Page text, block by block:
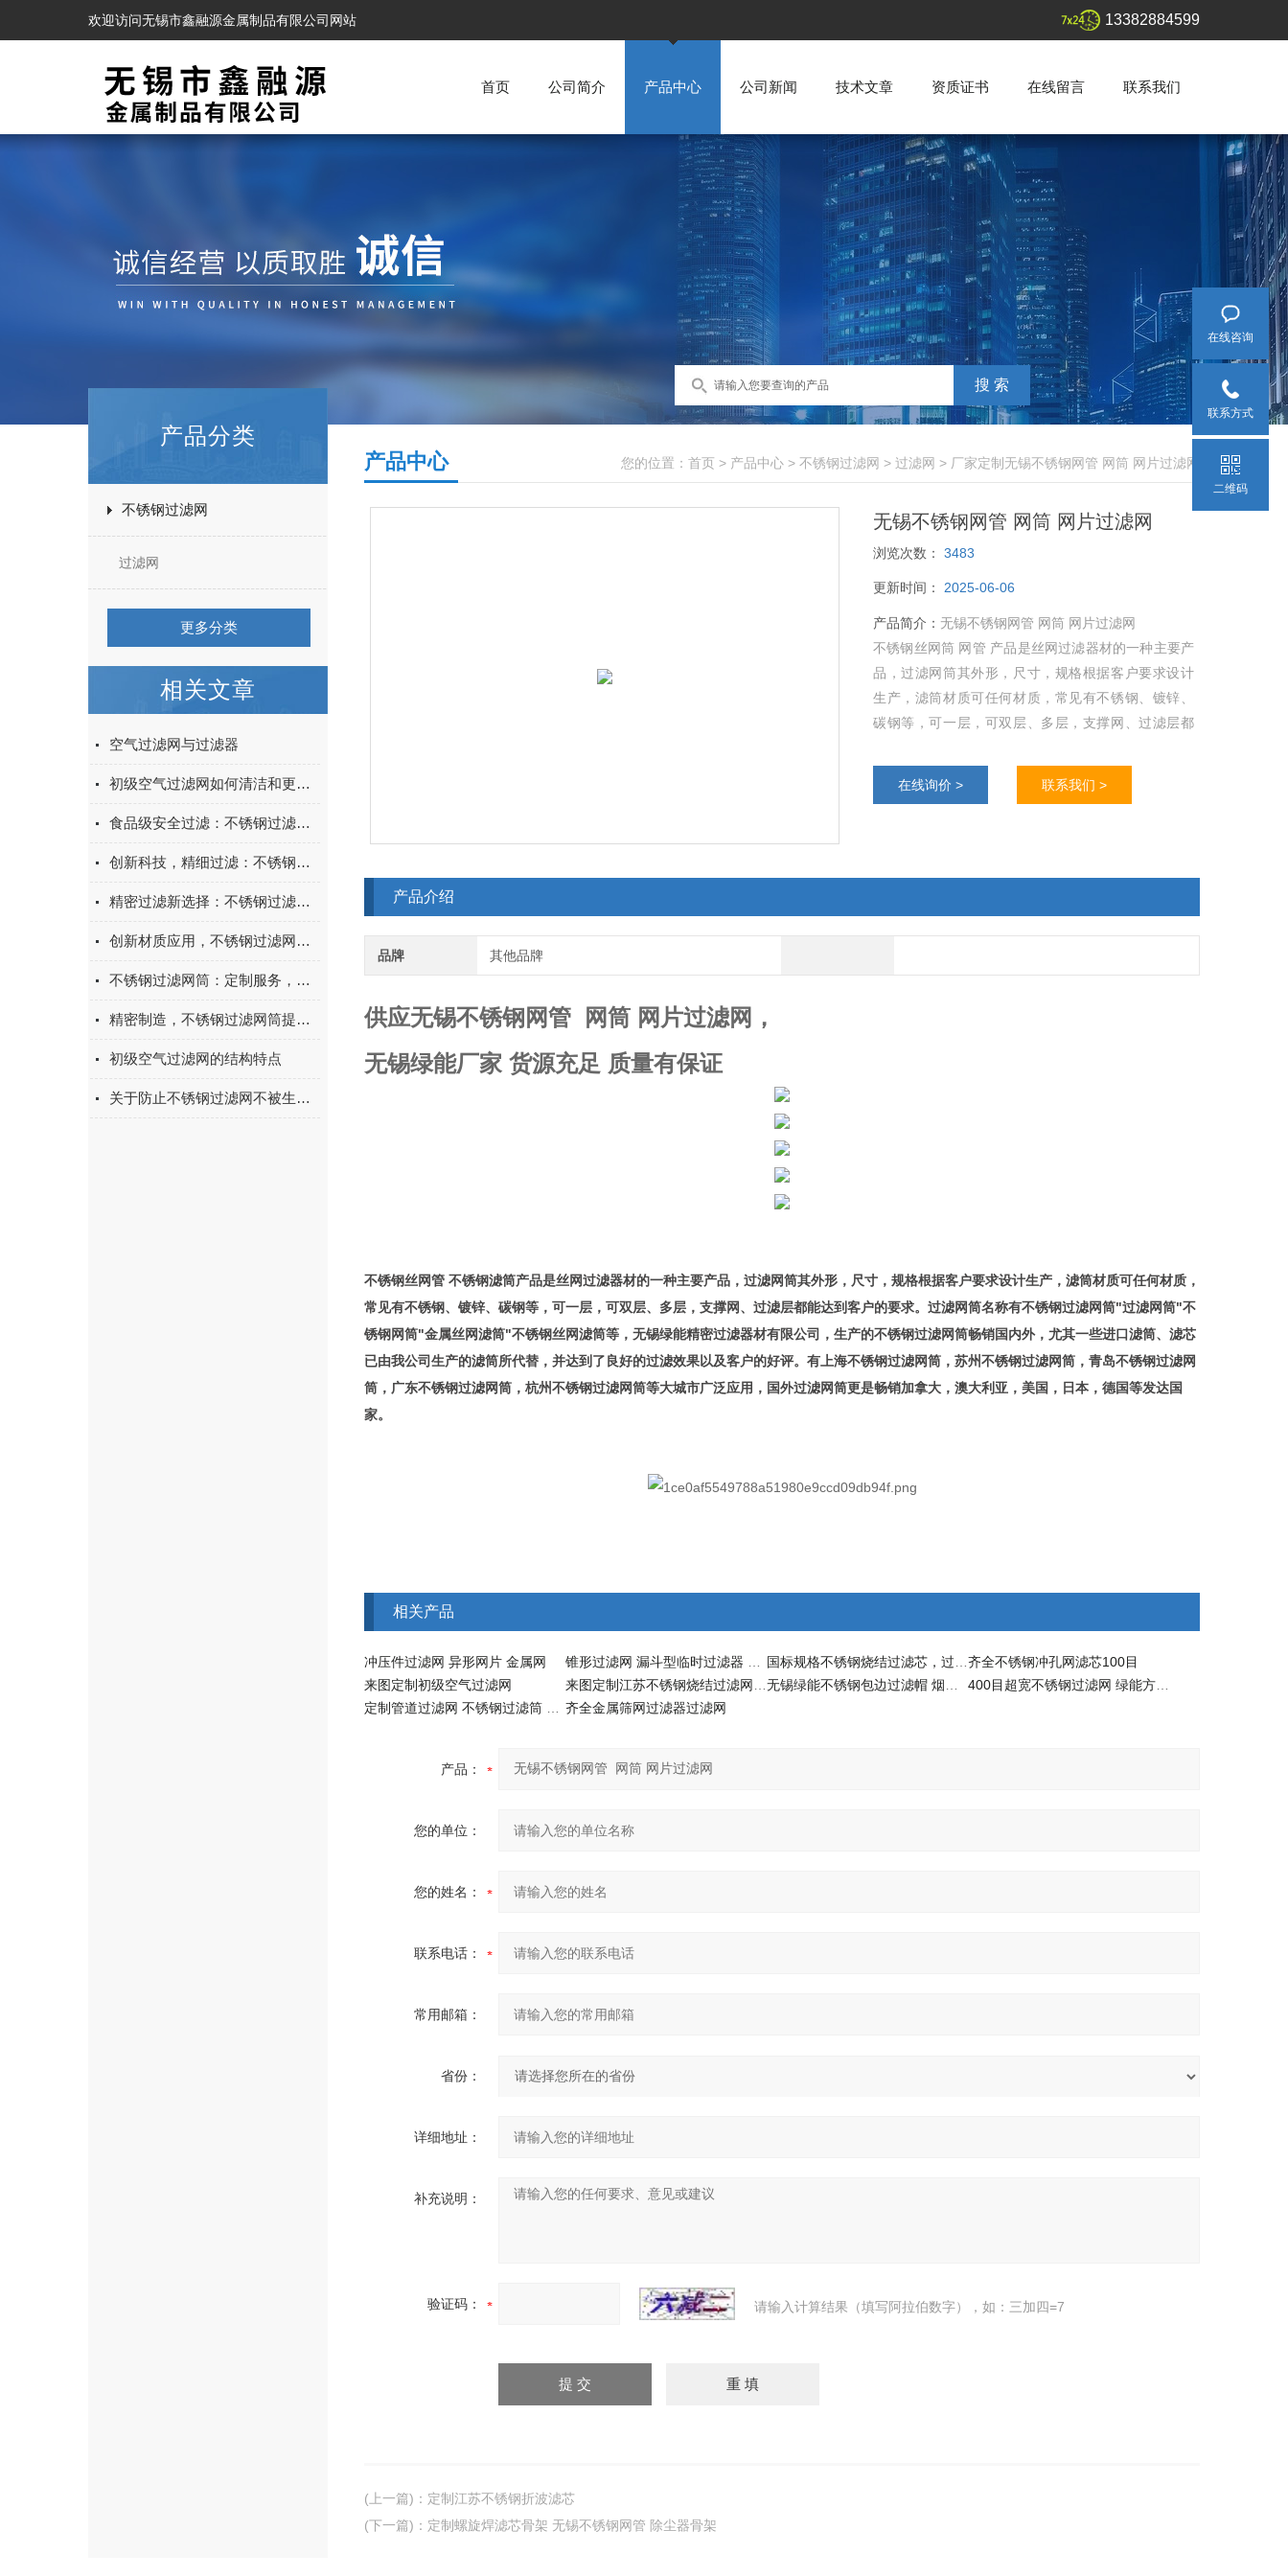
欢迎访问无锡市鑫融源金属制品有限公司网站 13382884599
首页 公司简介 产品中心 公司新闻 技术文章 资质证书 在线留言 联系我们
产品分类
不锈钢过滤网
过滤网
更多分类
相关文章
空气过滤网与过滤器
初级空气过滤网如何清洁和更换？
食品级安全过滤：不锈钢过滤网筒，守护食品安全每一环！
创新科技，精细过滤：不锈钢过滤网筒，领工业过滤新时代
精密过滤新选择：不锈钢过滤网筒，守护流体纯净每一刻！
创新材质应用，不锈钢过滤网筒领过滤技术新潮流
不锈钢过滤网筒：定制服务，满足个性化需求
精密制造，不锈钢过滤网筒提升过滤品质
初级空气过滤网的结构特点
关于防止不锈钢过滤网不被生锈的建议
您的位置： 首页 > 产品中心 > 不锈钢过滤网 > 过滤网 > 厂家定制无锡不锈钢网管 网筒 网片过滤网
产品中心
无锡不锈钢网管 网筒 网片过滤网
浏览次数： 3483
更新时间： 2025-06-06
产品简介： 无锡不锈钢网管 网筒 网片过滤网
不锈钢丝网筒 网管 产品是丝网过滤器材的一种主要产
品，过滤网筒其外形，尺寸，规格根据客户要求设计
生产，滤筒材质可任何材质，常见有不锈钢、镀锌、
碳钢等，可一层，可双层、多层，支撑网、过滤层都
在线询价 > 联系我们 >
产品介绍
品牌 其他品牌
供应无锡不锈钢网管 网筒 网片过滤网，
无锡绿能厂家 货源充足 质量有保证
不锈钢丝网管 不锈钢滤筒产品是丝网过滤器材的一种主要产品，过滤网筒其外形，尺寸，规格根据客户要求设计生产，滤筒材质可任何材质，
常见有不锈钢、镀锌、碳钢等，可一层，可双层、多层，支撑网、过滤层都能达到客户的要求。过滤网筒名称有不锈钢过滤网筒"过滤网筒"不
锈钢网筒"金属丝网滤筒"不锈钢丝网滤筒等，无锡绿能精密过滤器材有限公司，生产的不锈钢过滤网筒畅销国内外，尤其一些进口滤筒、滤芯
已由我公司生产的滤筒所代替，并达到了良好的过滤效果以及客户的好评。有上海不锈钢过滤网筒，苏州不锈钢过滤网筒，青岛不锈钢过滤网
筒，广东不锈钢过滤网筒，杭州不锈钢过滤网筒等大城市广泛应用，国外过滤网筒更是畅销加拿大，澳大利亚，美国，日本，德国等发达国
家。
相关产品
冲压件过滤网 异形网片 金属网
齐全不锈钢冲孔网滤芯100目
来图定制初级空气过滤网
齐全金属筛网过滤器过滤网
产品：
您的单位：
您的姓名：
联系电话：
常用邮箱：
省份：
详细地址：
补充说明：
验证码： 请输入计算结果（填写阿拉伯数字），如：三加四=7
(上一篇) ： 定制江苏不锈钢折波滤芯
(下一篇) ： 定制螺旋焊滤芯骨架 无锡不锈钢网管 除尘器骨架
在线咨询
联系方式
二维码